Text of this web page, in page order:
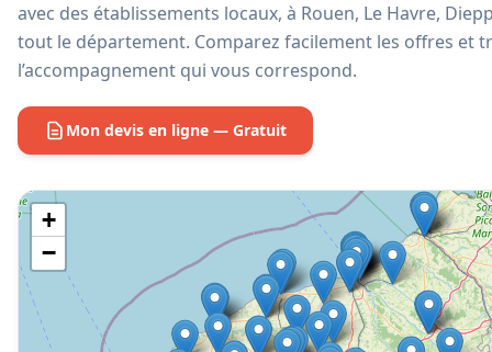
avec des établissements locaux, à Rouen, Le Havre,
tout le département. Comparez facilement les offres et
l’accompagnement qui vous correspond.
Mon devis en ligne — Gratuit
+
−